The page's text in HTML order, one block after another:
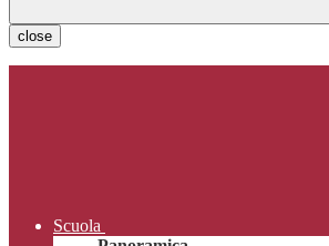
close
Scuola